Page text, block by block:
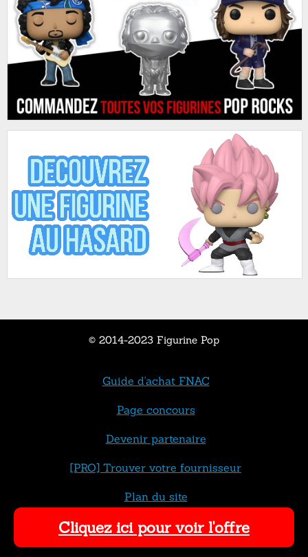
Cliquez ici pour voir l'offre
© 2014-2023 Figurine Pop
Guide d'achat FNAC
Page concours
Devenir partenaire
[PRO] Trouver votre fournisseur
Plan du site
Contact